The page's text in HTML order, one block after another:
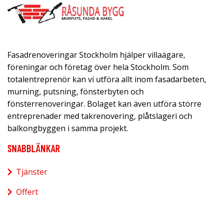
Fasadrenoveringar Stockholm hjälper villaägare,
föreningar och företag över hela Stockholm. Som
totalentreprenör kan vi utföra allt inom fasadarbeten,
murning, putsning, fönsterbyten och
fönsterrenoveringar. Bolaget kan även utföra större
entreprenader med takrenovering, plåtslageri och
balkongbyggen i samma projekt.
SNABBLÄNKAR
Tjänster
Offert